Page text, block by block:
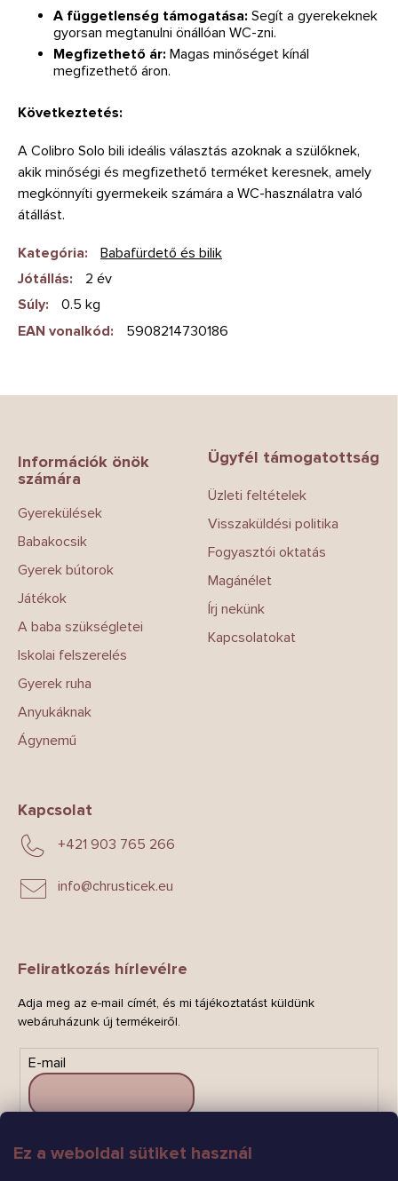
Ez a weboldal sütiket használ
A függetlenség támogatása: Segít a gyerekeknek
gyorsan megtanulni önállóan WC-zni.
Megfizethető ár: Magas minőséget kínál
megfizethető áron.
Következtetés:
A Colibro Solo bili ideális választás azoknak a szülőknek,
akik minőségi és megfizethető terméket keresnek, amely
megkönnyíti gyermekeik számára a WC-használatra való
átállást.
Kategória:
Babafürdető és bilik
Jótállás:
2 év
Súly:
0.5 kg
EAN vonalkód: 5908214730186
Információk önök
számára
Gyerekülések
Babakocsik
Gyerek bútorok
Játékok
A baba szükségletei
Iskolai felszerelés
Gyerek ruha
Anyukáknak
Ágynemű
Ügyfél támogatottság
Üzleti feltételek
Visszaküldési politika
Fogyasztói oktatás
Magánélet
Írj nekünk
Kapcsolatokat
Kapcsolat
info@chrusticek.eu
+421 903 765 266
Feliratkozás hírlevélre
Adja meg az e-mail címét, és mi tájékoztatást küldünk
webáruházunk új termékeiről.
E-mail
FELIRATKOZÁS